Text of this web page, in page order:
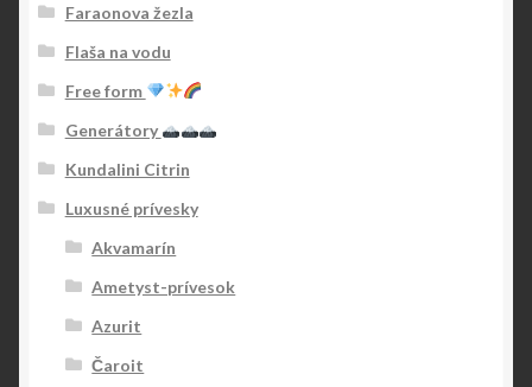
Faraonova žezla
Flaša na vodu
Free form
Generátory
Kundalini Citrin
Luxusné prívesky
Akvamarín
Ametyst-prívesok
Azurit
Čaroit